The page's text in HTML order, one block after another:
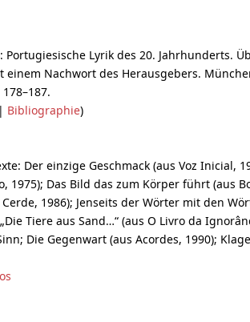
Portugiesische Lyrik des 20. Jahrhunderts.
Nachwort des Herausgebers.
| Bibliographie)
Der einzige Geschmack (aus Voz Inicial,
1975); Das Bild das zum Körper führt (aus
1986); Jenseits der Wörter mit den
Tiere aus Sand…“ (aus O Livro da
Die Gegenwart (aus Acordes, 1990);